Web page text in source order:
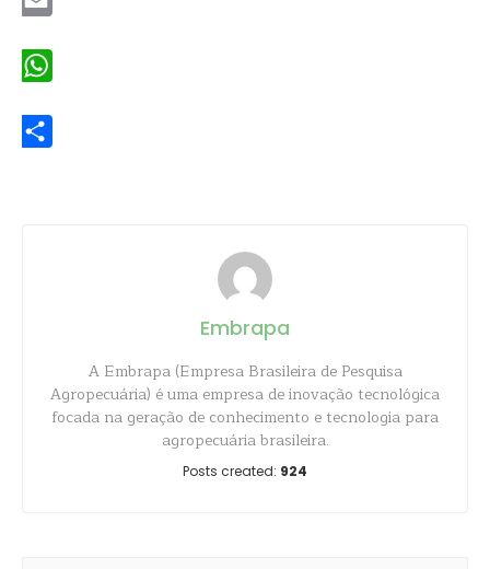
Embrapa
A Embrapa (Empresa Brasileira de Pesquisa
Agropecuária) é uma empresa de inovação tecnológica
focada na geração de conhecimento e tecnologia para
agropecuária brasileira.
Posts created: 924